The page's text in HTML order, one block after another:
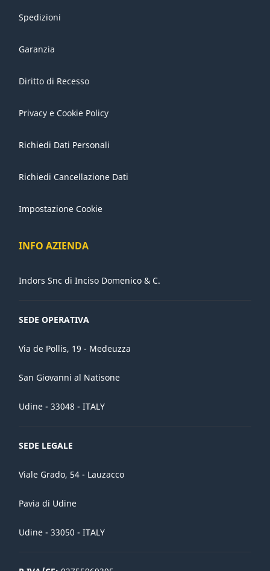
Spedizioni
Garanzia
Diritto di Recesso
Privacy e Cookie Policy
Richiedi Dati Personali
Richiedi Cancellazione Dati
Impostazione Cookie
INFO AZIENDA
Indors Snc di Inciso Domenico & C.
SEDE OPERATIVA
Via de Pollis, 19 - Medeuzza
San Giovanni al Natisone
Udine - 33048 - ITALY
SEDE LEGALE
Viale Grado, 54 - Lauzacco
Pavia di Udine
Udine - 33050 - ITALY